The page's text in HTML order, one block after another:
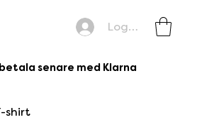
senare med Klarna
Logga in
shirt